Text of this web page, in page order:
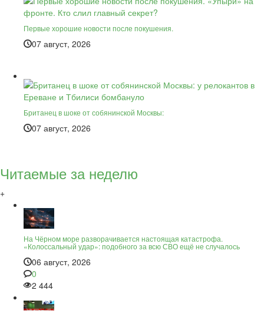
Первые хорошие новости после покушения.
07 август, 2026
Британец в шоке от собянинской Москвы:
07 август, 2026
Читаемые за неделю
+
На Чёрном море разворачивается настоящая катастрофа.
«Колоссальный удар»: подобного за всю СВО ещё не случалось
06 август, 2026
0
2 444